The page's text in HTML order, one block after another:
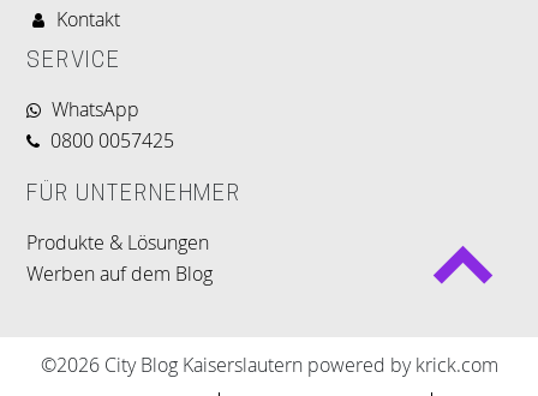
Kontakt
SERVICE
WhatsApp
0800 0057425
FÜR UNTERNEHMER
Produkte & Lösungen
Werben auf dem Blog
©2026 City Blog Kaiserslautern powered by krick.com